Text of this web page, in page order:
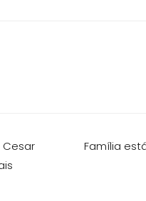
Cesar
Família